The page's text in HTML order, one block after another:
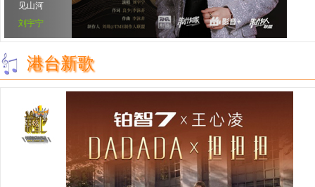
见山河
刘宇宁
港台新歌